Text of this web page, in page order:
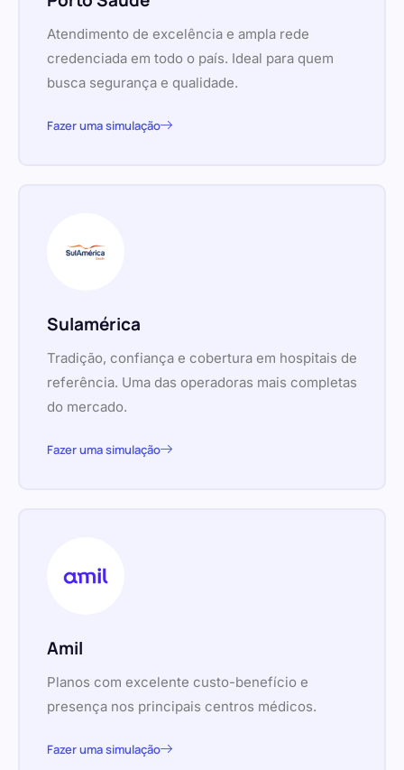
Atendimento de excelência e ampla rede
credenciada em todo o país. Ideal para quem
busca segurança e qualidade.
Fazer uma simulação
Sulamérica
Tradição, confiança e cobertura em hospitais de
referência. Uma das operadoras mais completas
do mercado.
Fazer uma simulação
Amil
Planos com excelente custo-benefício e
presença nos principais centros médicos.
Fazer uma simulação